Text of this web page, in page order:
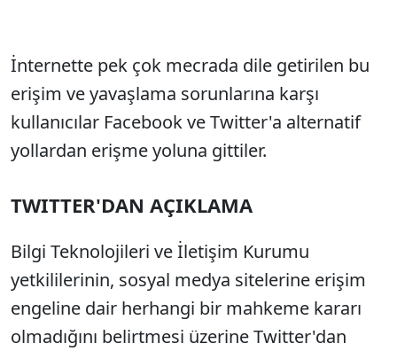
İnternette pek çok mecrada dile getirilen bu
erişim ve yavaşlama sorunlarına karşı
kullanıcılar Facebook ve Twitter'a alternatif
yollardan erişme yoluna gittiler.
TWITTER'DAN AÇIKLAMA
Bilgi Teknolojileri ve İletişim Kurumu
yetkililerinin, sosyal medya sitelerine erişim
engeline dair herhangi bir mahkeme kararı
olmadığını belirtmesi üzerine Twitter'dan